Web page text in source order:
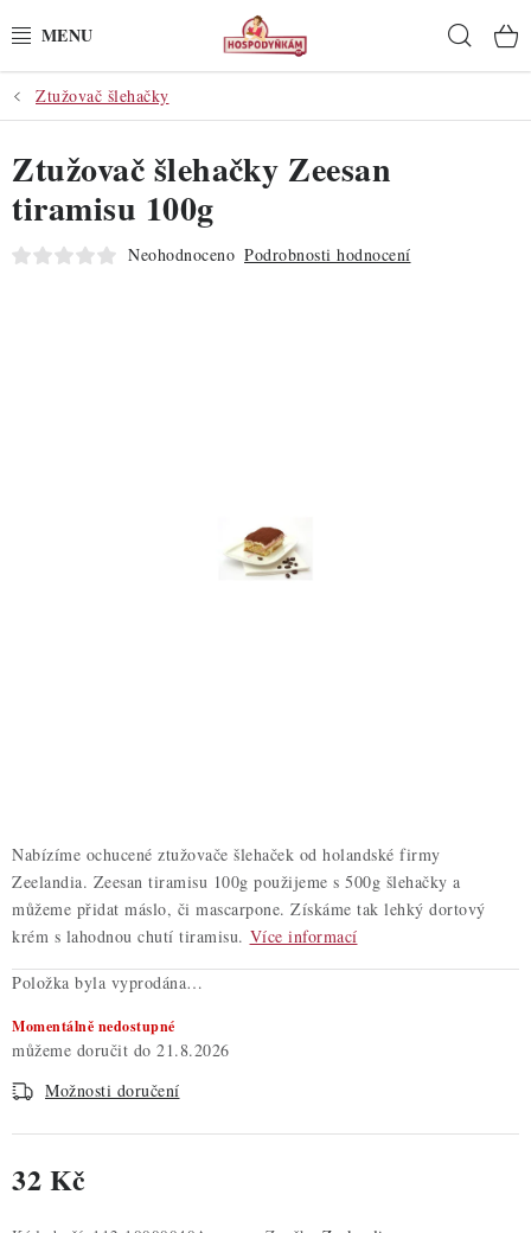
na
POTŘEBY
POMŮCKY
SUROVINY
Nepřevzetí zásilky na dobírku
Obchodní podmínky
Hodnocení obchodu
Blog
Moje objednávka
Podmínky ochrany osobních údajů
Ztužovač šlehačky
Nabízíme ochucené ztužovače šlehaček od holandské firmy
Zeelandia. Zeesan tiramisu 100g použijeme s 500g šlehačky a
můžeme přidat máslo, či mascarpone. Získáme tak lehký dortový
krém s lahodnou chutí tiramisu. Více informací
Položka byla vyprodána…
Momentálně nedostupné
21.8.2026
Možnosti doručení
32 Kč
Ztužovač šlehačky Zeesan
tiramisu 100g
Neohodnoceno Podrobnosti hodnocení